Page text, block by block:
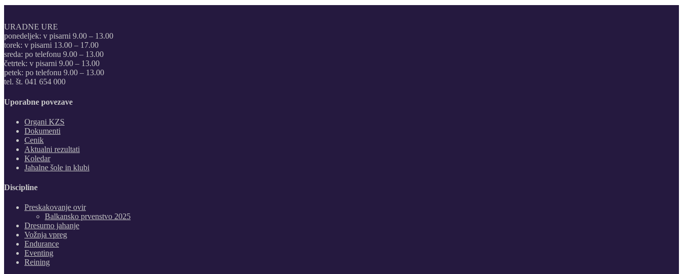
URADNE URE
ponedeljek: v pisarni 9.00 – 13.00
torek: v pisarni 13.00 – 17.00
sreda: po telefonu 9.00 – 13.00
četrtek: v pisarni 9.00 – 13.00
petek: po telefonu 9.00 – 13.00
tel. št. 041 654 000
Uporabne povezave
Organi KZS
Dokumenti
Cenik
Aktualni rezultati
Koledar
Jahalne šole in klubi
Discipline
Preskakovanje ovir
Balkansko prvenstvo 2025
Dresurno jahanje
Vožnja vpreg
Endurance
Eventing
Reining